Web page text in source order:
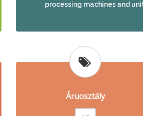
processing machines and
Áruosztály